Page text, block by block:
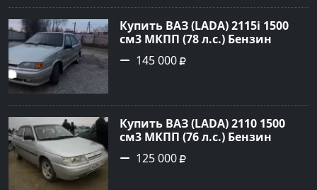
Авторынок23
Купить ВАЗ (LADA) 2115i 1500
см3 МКПП (78 л.с.) Бензин
инжектор в Брюховецкая: цвет
Золотой Седан 2003 года по
Авторынок23
145 000
Купить ВАЗ (LADA) 2110 1500
см3 МКПП (76 л.с.) Бензин
инжектор в Новороссийск:
цвет белый Седан 2004 года по
125 000